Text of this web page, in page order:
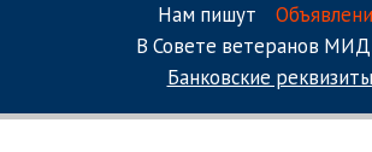
Нам пишут
В Совете ветеранов
Банковские реквизиты